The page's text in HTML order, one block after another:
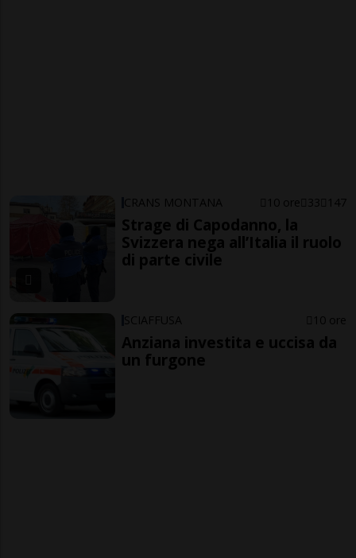
CRANS MONTANA 10 ore 33 147
Strage di Capodanno, la
Svizzera nega all’Italia il ruolo
di parte civile
SCIAFFUSA 10 ore
Anziana investita e uccisa da
un furgone